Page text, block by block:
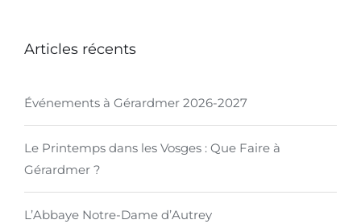
Articles récents
Événements à Gérardmer 2026-2027
Le Printemps dans les Vosges : Que Faire à
Gérardmer ?
L’Abbaye Notre-Dame d’Autrey